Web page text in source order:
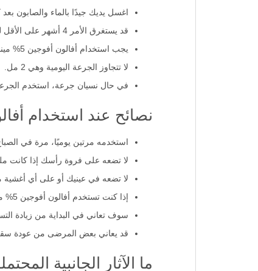
اغسل يديك جيدًا بالماء والصابون
قد يستغرق الأمر 4 أشهر على الأقل لرؤية نتائج استخدام أفالون أفوجين 5% مينوكسديل.
يجب استخدام أفالون أفوجين 5% مينوكسديل بانتظام للحصول على أفضل النتائج.
لا تتجاوز الجرعة اليومية وهي 2 مل.
في حال نسيان جرعة، استخدم
نصائح عند استخدام أفالون
استخدمه مرتين يوميًا، مرة في
لا تضعه على فروة رأسك إذا كانت
لا تضعه في عينيك أو على أي
إذا كنت تستخدم أفالون أفوجين 5% مينوكسديل مع أدوية أخرى موضعية لعلاج تساقط الشعر، فتأكد من الانتظار 30 دقيقة في الأقل بين كل تطبيق.
سوف تعاني في البداية من زيادة
قد يعاني بعض المرضى من عودة
ما الآثار الجانبية المحتملة